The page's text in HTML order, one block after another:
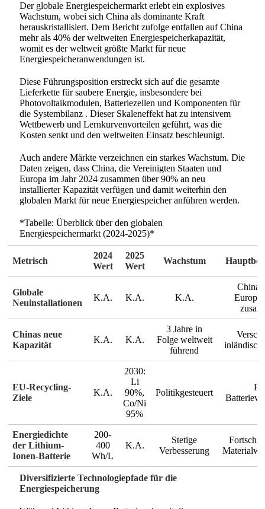
Der globale Energiespeichermarkt erlebt ein explosives
Wachstum, wobei sich China als dominante Kraft
herauskristallisiert. Dem Bericht zufolge entfallen auf China
mehr als 40% der weltweiten Energiespeicherkapazität,
womit es der weltweit größte Markt für neue
Energiespeicheranwendungen ist.
Diese Führungsposition erstreckt sich auf die gesamte
Lieferkette für saubere Energie, insbesondere bei
Photovoltaikmodulen, Batteriezellen und Komponenten für
die Systembilanz . Dieser Skaleneffekt hat zu intensivem
Wettbewerb und Lernkurvenvorteilen geführt, was die
Kosten senkt und den weltweiten Einsatz beschleunigt.
Auch andere Märkte verzeichnen ein starkes Wachstum. Die
Daten zeigen, dass China, die Vereinigten Staaten und
Europa im Jahr 2024 zusammen über 90% an neu
installierter Kapazität verfügen und damit weiterhin den
globalen Markt für neue Energiespeicher anführen werden.
*Tabelle: Überblick über den globalen
Energiespeichermarkt (2024-2025)*
Metrisch
2024
Wert
2025
Wert
Wachstum
Globale
Neuinstallationen
K.A. K.A. K.A.
China,
Europa
Chinas neue
Kapazität
K.A. K.A.
3 Jahre in
Folge weltweit
führend
EU-Recycling-
Ziele
K.A.
2030:
Li
90%,
Co/Ni
95%
Politikgesteuert
Energiedichte
der Lithium-
Ionen-Batterie
200-
400
Wh/L
K.A.
Stetige
Verbesserung
Diversifizierte Technologiepfade für die
Energiespeicherung